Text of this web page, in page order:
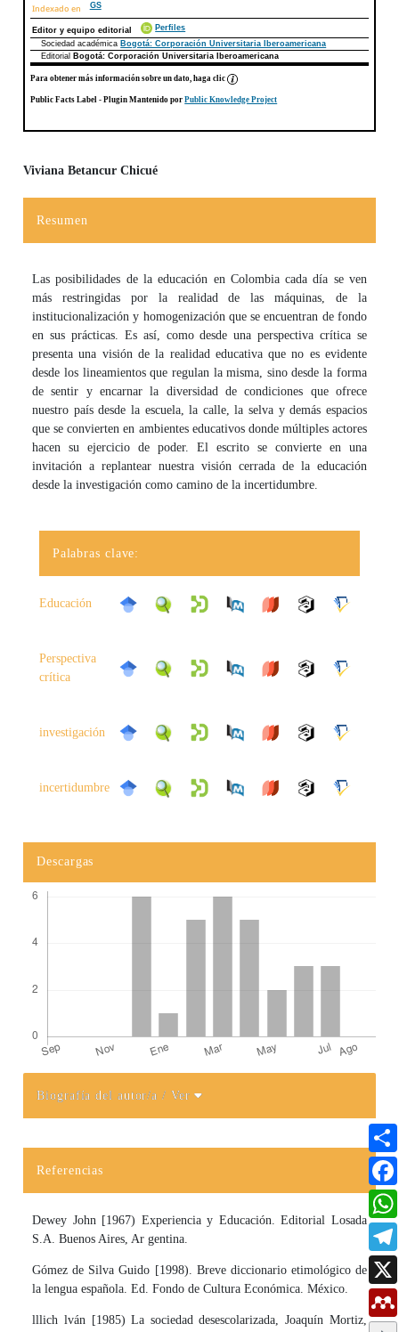
Indexado en GS
Editor y equipo editorial
Perfiles
Sociedad académica Bogotá: Corporación Universitaria Iberoamericana
Editorial
Bogotá: Corporación Universitaria Iberoamericana
Para obtener más información sobre un dato, haga clic
Public Facts Label - Plugin Mantenido porPublic Knowledge Project
Contenido principal del artículo
Viviana Betancur Chicué
Resumen
Las posibilidades de la educación en Colombia cada día se ven
más restringidas por la realidad de las máquinas, de la
institucionalización y homogenización que se encuentran de fondo
en sus prácticas. Es así, como desde una perspectiva crítica se
presenta una visión de la realidad educativa que no es evidente
desde los lineamientos que regulan la misma, sino desde la forma
de sentir y encarnar la diversidad de condiciones que ofrece
nuestro país desde la escuela, la calle, la selva y demás espacios
que se convierten en ambientes educativos donde múltiples actores
hacen su ejercicio de poder. El escrito se convierte en una
invitación a replantear nuestra visión cerrada de la educación
desde la investigación como camino de la incertidumbre.
Palabras clave:
Educación
Perspectiva
crítica
investigación
incertidumbre
Descargas
Biografía del autor/a/ Ver
Referencias
Dewey John [1967) Experiencia y Educación. Editorial Losada
S.A. Buenos Aires, Ar­ gentina.
Gómez de Silva Guido [1998). Breve diccionario etimológico de
la lengua española. Ed. Fondo de Cultura Económica. México.
lllich lván [1985) La sociedad desescolarizada, Joaquín Mortiz,